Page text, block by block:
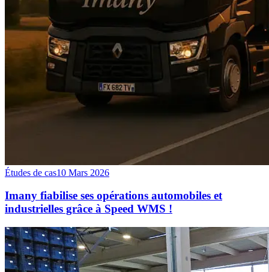
Études de cas10 Mars 2026
Imany fiabilise ses opérations automobiles et
industrielles grâce à Speed WMS !